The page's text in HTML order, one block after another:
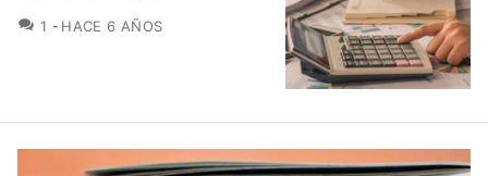
1 COMENTARIOS
HACE 6 AÑOS